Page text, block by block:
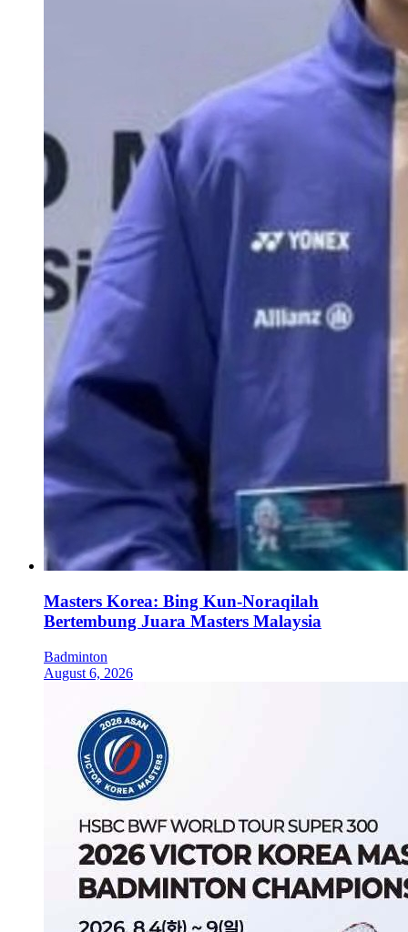
Masters Korea: Bing Kun-Noraqilah
Bertembung Juara Masters Malaysia
Badminton
August 6, 2026